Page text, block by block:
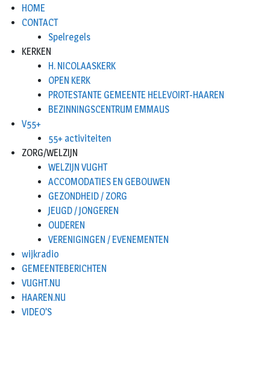
HOME
CONTACT
Spelregels
KERKEN
H. NICOLAASKERK
OPEN KERK
PROTESTANTE GEMEENTE HELEVOIRT-HAAREN
BEZINNINGSCENTRUM EMMAUS
V55+
55+ activiteiten
ZORG/WELZIJN
WELZIJN VUGHT
ACCOMODATIES EN GEBOUWEN
GEZONDHEID / ZORG
JEUGD / JONGEREN
OUDEREN
VERENIGINGEN / EVENEMENTEN
wijkradio
GEMEENTEBERICHTEN
VUGHT.NU
HAAREN.NU
VIDEO’S